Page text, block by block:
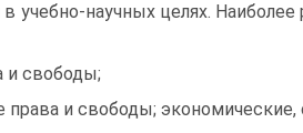
учеб­но-научных целях.
и свободы;
права и свободы;